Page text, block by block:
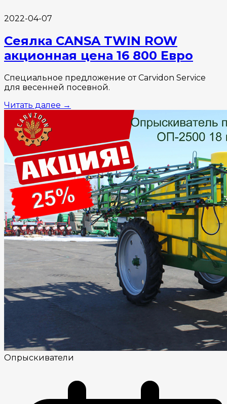
2022-04-07
Сеялка CANSA TWIN ROW
акционная цена 16 800 Евро
Специальное предложение от Carvidon Service
для весенней посевной.
Читать далее →
Опрыскиватели